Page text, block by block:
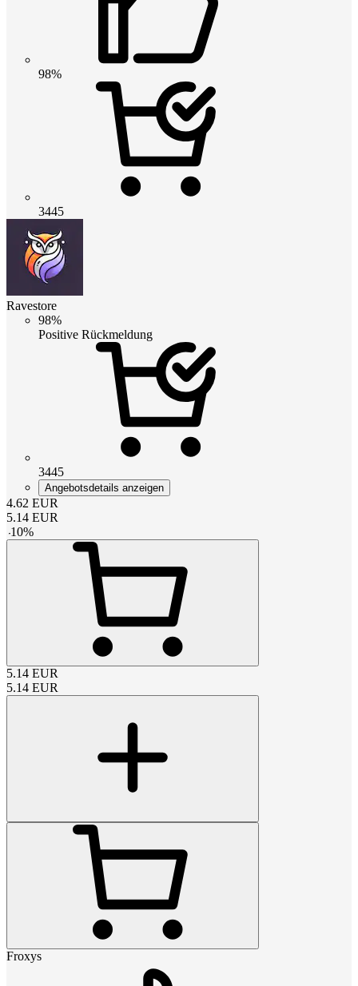
98%
3445
Ravestore
98%
Positive Rückmeldung
3445
Angebotsdetails anzeigen
4.62 EUR
5.14 EUR
-10%
5.14 EUR
5.14 EUR
Froxys